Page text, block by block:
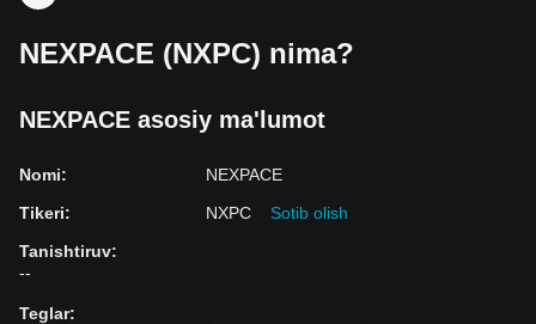
NEXPACE (NXPC) nima?
NEXPACE asosiy ma'lumot
Nomi:
NEXPACE
Tikeri: NXPC
Sotib olish
Tanishtiruv:
--
Teglar: